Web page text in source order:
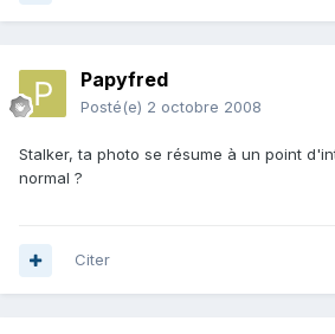
Papyfred
Posté(e) 2 octobre 2008
Stalker, ta photo se résume à un point
normal ?
Citer